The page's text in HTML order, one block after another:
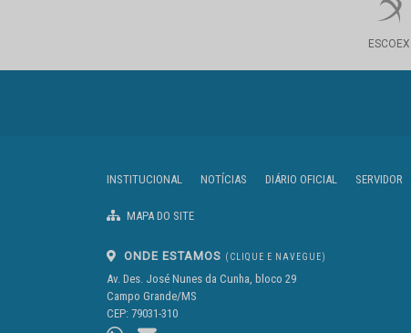
ESCOEX
INSTITUCIONAL NOTÍCIAS DIÁRIO OFICIAL SERVIDOR
MAPA DO SITE
ONDE ESTAMOS (CLIQUE E NAVEGUE)
Av. Des. José Nunes da Cunha, bloco 29
Campo Grande/MS
CEP: 79031-310